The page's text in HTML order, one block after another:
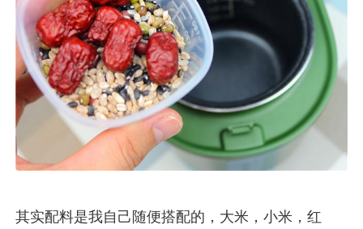
其实配料是我自己随便搭配的，大米，小米，红